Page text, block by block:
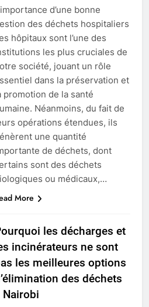
d’une bonne
des déchets hospitaliers
hôpitaux sont l’une des
les plus cruciales de
société, jouant un rôle
dans la préservation et
promotion de la santé
Néanmoins, du fait de
opérations étendues, ils
une quantité
de déchets, dont
sont des déchets
ou médicaux,…
More
les décharges et
incinérateurs ne sont
les meilleures options
des déchets
Nairobi